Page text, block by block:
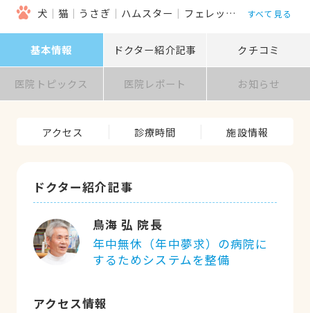
犬
猫 うさぎ ハムスター フェレット 鳥類
すべて見る
基本情報 ドクター紹介記事 クチコミ
医院トピックス 医院レポート お知らせ
アクセス 診療時間 施設情報
ドクター紹介記事
鳥海 弘 院長
年中無休（年中夢求）の病院に
するためシステムを整備
アクセス情報